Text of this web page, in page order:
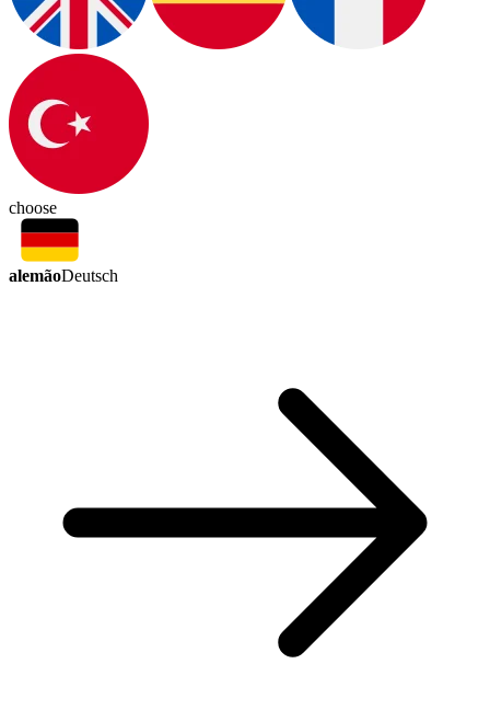
choose
alemãoDeutsch